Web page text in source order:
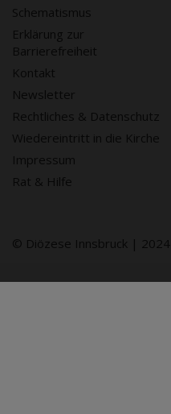
Schematismus
Erklärung zur
Barrierefreiheit
Kontakt
Newsletter
Rechtliches & Datenschutz
Wiedereintritt in die Kirche
Impressum
Rat & Hilfe
© Diözese Innsbruck | 2024